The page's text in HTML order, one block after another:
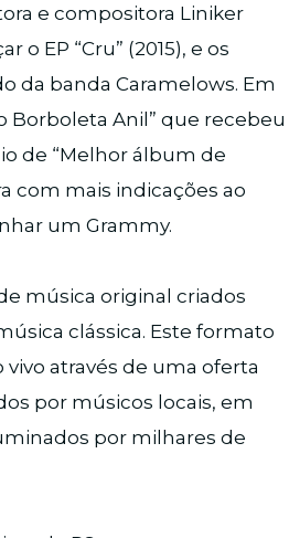
e compositora Liniker
EP “Cru” (2015), e os
da banda Caramelows. Em
Borboleta Anil” que recebeu
de “Melhor álbum de
com mais indicações ao
um Grammy.
música original criados
clássica. Este formato
através de uma oferta
por músicos locais, em
por milhares de